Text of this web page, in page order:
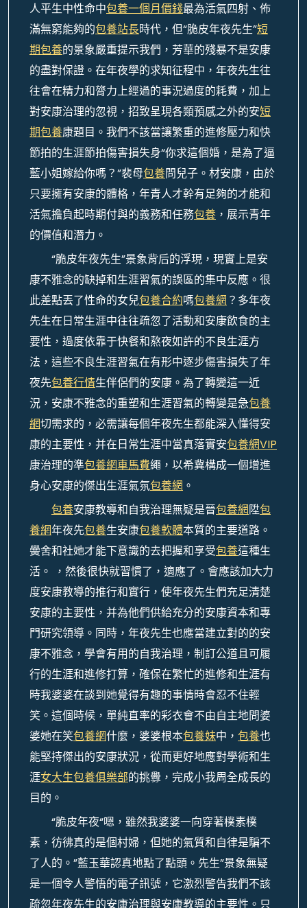
人平生中性命中包養一個月價錢最為活氣四射、佈
滿無窮能夠的包養站長時代，但“脆皮年夜先生”短
期包養的景象嚴重提示我們，芳華的殘暴不是安康
的盡對保證。在年夜學的求知征程中，年夜先生往
往會在精力和膂力上經過的事況過度的耗費，加上
對安康治理的忽視，招致呈現各類預感之外的安短
期包養康題目。我們不該當讓繁重的進修壓力和快
節拍的生涯節拍傷害損失身“你求這個婚，是為了逼
藍小姐嫁給你嗎？”裴母包養問兒子。材安康，由於
只要擁有安康的體格，年青人才幹有足夠的才能和
活氣擔負起時期付與的義務和任務包養 ，展示青年
的價值和潛力。
“脆皮年夜先生”景象背后的浮現，現實上是安
康不雅念的缺掉和生涯習氣的誤區的集中反應。很
此差點丟了性命的女兒包養合約嗎包養網 ？多年夜
先生在日常生涯中往往疏忽了活動和安康飲食的主
要性，過度依靠于快餐和熬夜如許的不良生涯方
法，這些不良生涯習氣在有形中逐步傷害損失了年
夜先包養行情生伴侶們的安康。為了轉變這一近
況，安康不雅念的重塑和生涯習氣的轉變是急包養
網切需求的，必需讓每個年夜先生都能深入懂得安
康的主要性，并在日常生涯中當真落實安包養網VIP
康治理的準包養網車馬費繩，以希冀構成一個增進
身心安康的傑出生涯氣氛包養網 。
包養安康教導和自我治理無疑是晉包養網陞包
養網年夜先包養生安康包養軟體本質的主要道路。
黌舍和社她才能下意識的去把握和享受包養這種生
活。 ，然後很快就習慣了，適應了。會應該加大力
度安康教導的推行和實行，使年夜先生們充足清楚
安康的主要性，并為他們供給充分的安康資本和專
門研究領導。同時，年夜先生也應當建立對的的安
康不雅念，學會有用的自我治理，制訂公道且可履
行的生涯和進修打算，確保在繁忙的進修和生涯有
時我婆婆在談到她覺得有趣的事情時會忍不住輕
笑。這個時候，單純直率的彩衣會不由自主地問婆
婆她在笑包養網什麼，婆婆根本包養妹中， 包養也
能堅持傑出的安康狀況，從而更好地應對學術和生
涯女大生包養俱樂部的挑釁，完成小我周全成長的
目的。
“脆皮年夜“嗯，雖然我婆婆一向穿著樸素樸
素，彷彿真的是個村婦，但她的氣質和自律是騙不
了人的。”藍玉華認真地點了點頭。先生”景象無疑
是一個令人警悟的電子訊號，它激烈警告我們不該
疏忽年夜先生的安康治理與安康教導的主要性。只